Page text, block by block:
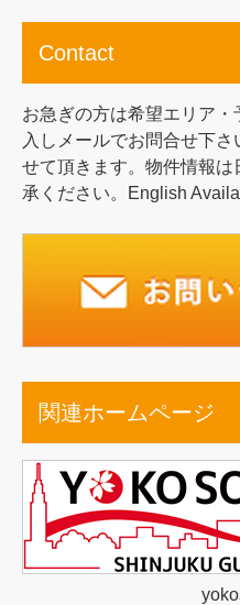
Contact
お急ぎの方は希望エリア
入しメールでお問合せ下
せて頂きます。物件情報
承ください。English
関連ホームページ